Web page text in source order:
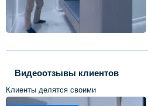
Видеоотзывы клиентов
Клиенты делятся своими
впечатлениями о нашей работе